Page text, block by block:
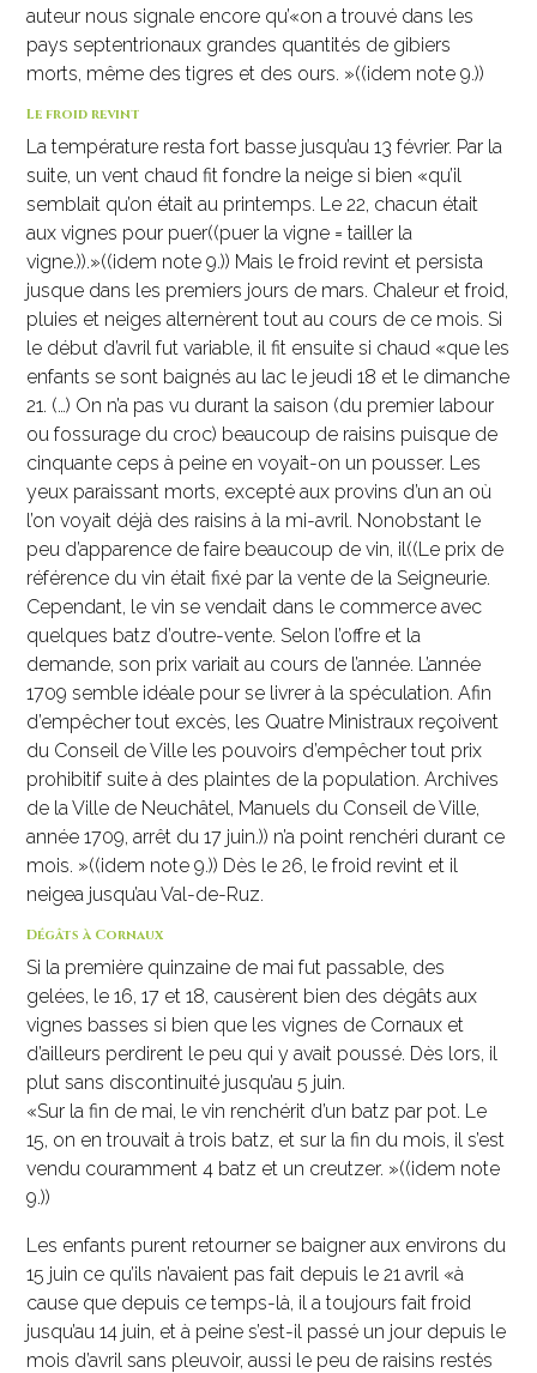
auteur nous signale encore qu’«on a trouvé dans les
pays septentrionaux grandes quantités de gibiers
morts, même des tigres et des ours. »((idem note 9.))
Le froid revint
La température resta fort basse jusqu’au 13 février. Par la
suite, un vent chaud fit fondre la neige si bien «qu’il
semblait qu’on était au printemps. Le 22, chacun était
aux vignes pour puer((puer la vigne = tailler la
vigne.)).»((idem note 9.)) Mais le froid revint et persista
jusque dans les premiers jours de mars. Chaleur et froid,
pluies et neiges alternèrent tout au cours de ce mois. Si
le début d’avril fut variable, il fit ensuite si chaud «que les
enfants se sont baignés au lac le jeudi 18 et le dimanche
21. (…) On n’a pas vu durant la saison (du premier labour
ou fossurage du croc) beaucoup de raisins puisque de
cinquante ceps à peine en voyait-on un pousser. Les
yeux paraissant morts, excepté aux provins d’un an où
l’on voyait déjà des raisins à la mi-avril. Nonobstant le
peu d’apparence de faire beaucoup de vin, il((Le prix de
référence du vin était fixé par la vente de la Seigneurie.
Cependant, le vin se vendait dans le commerce avec
quelques batz d’outre-vente. Selon l’offre et la
demande, son prix variait au cours de l’année. L’année
1709 semble idéale pour se livrer à la spéculation. Afin
d’empêcher tout excès, les Quatre Ministraux reçoivent
du Conseil de Ville les pouvoirs d’empêcher tout prix
prohibitif suite à des plaintes de la population. Archives
de la Ville de Neuchâtel, Manuels du Conseil de Ville,
année 1709, arrêt du 17 juin.)) n’a point renchéri durant ce
mois. »((idem note 9.)) Dès le 26, le froid revint et il
neigea jusqu’au Val-de-Ruz.
Dégâts à Cornaux
Si la première quinzaine de mai fut passable, des
gelées, le 16, 17 et 18, causèrent bien des dégâts aux
vignes basses si bien que les vignes de Cornaux et
d’ailleurs perdirent le peu qui y avait poussé. Dès lors, il
plut sans discontinuité jusqu’au 5 juin.
«Sur la fin de mai, le vin renchérit d’un batz par pot. Le
15, on en trouvait à trois batz, et sur la fin du mois, il s’est
vendu couramment 4 batz et un creutzer. »((idem note
9.))
Les enfants purent retourner se baigner aux environs du
15 juin ce qu’ils n’avaient pas fait depuis le 21 avril «à
cause que depuis ce temps-là, il a toujours fait froid
jusqu’au 14 juin, et à peine s’est-il passé un jour depuis le
mois d’avril sans pleuvoir, aussi le peu de raisins restés